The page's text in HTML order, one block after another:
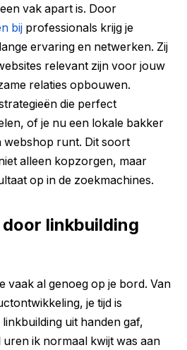
vak apart is. Door
bij professionals krijg je
ervaring en netwerken. Zij
relevant zijn voor jouw
relaties opbouwen.
die perfect
of je nu een lokale bakker
runt. Dit soort
alleen kopzorgen, maar
op in de zoekmachines.
linkbuilding
vaak al genoeg op je bord. Van
je tijd is
uit handen gaf,
ik normaal kwijt was aan